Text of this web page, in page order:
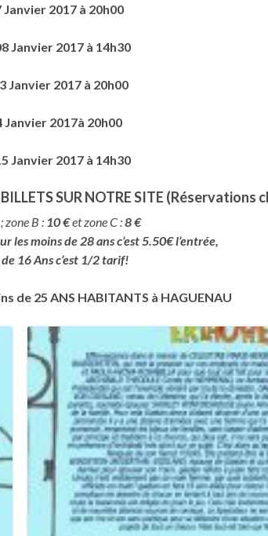
Janvier 2017 à 20h00
Janvier 2017 à 14h30
Janvier 2017 à 20h00
Janvier 2017à 20h00
Janvier 2017 à 14h30
SUR NOTRE SITE (Réservations
zone B : 10 €et zone C :8 €
les moins de 28 ans c’est 5.50€ l’entrée,
16 Ans c’est 1/2 tarif!
de 25 ANS HABITANTS à HAGUENAU